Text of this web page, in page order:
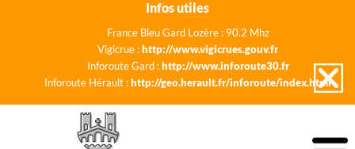
Infos utiles
France Bleu Gard Lozère : 90.2 Mhz
Vigicrue :http://www.vigicrues.gouv.fr
Inforoute Gard :http://www.inforoute30.fr
Inforoute Hérault :http://geo.herault.fr/inforoute/index.html